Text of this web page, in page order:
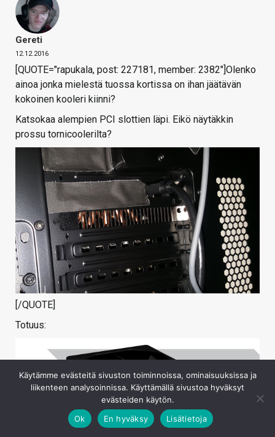
Gereti
12.12.2016
[QUOTE="rapukala, post: 227181, member: 2382"]Olenko
ainoa jonka mielestä tuossa kortissa on ihan jäätävän
kokoinen kooleri kiinni?
Katsokaa alempien PCI slottien läpi. Eikö näytäkkin
prossu tornicoolerilta?
[/QUOTE]
Totuus:
Käytämme evästeitä sivuston toiminnoissa, ominaisuuksissa ja
liikenteen analysoinnissa. Käyttämällä sivustoa hyväksyt
evästeiden käytön.
Ok
En hyväksy Lisätietoja